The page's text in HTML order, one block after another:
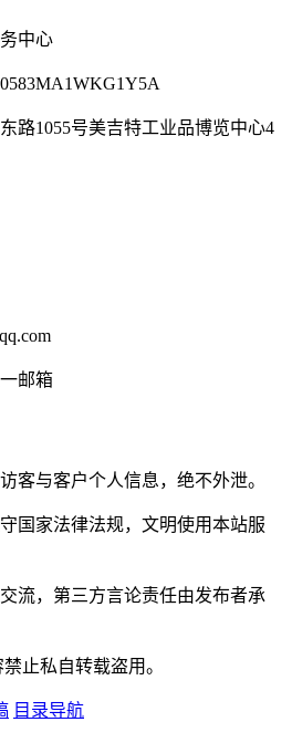
中心
路1055号美吉特工业品博览中心4
邮箱
客与客户个人信息，绝不外泄。
国家法律法规，文明使用本站服
流，第三方言论责任由发布者承
止私自转载盗用。
目录导航